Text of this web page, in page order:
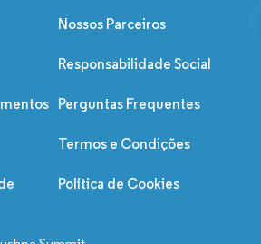
Nossos Parceiros
Responsabilidade Social
Perguntas Frequentes
Termos e Condições
Política de Cookies